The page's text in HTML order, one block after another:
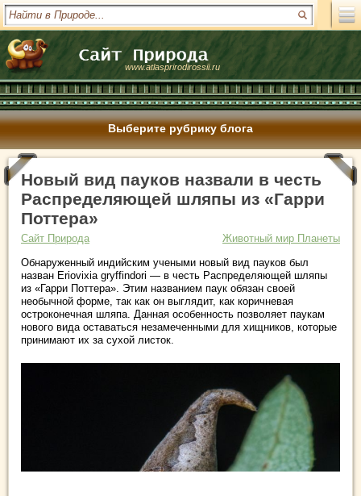
www.atlasprirodirossii.ru
Выберите рубрику блога
Новый вид пауков назвали в честь
Распределяющей шляпы из «Гарри
Поттера»
Сайт Природа
Животный мир Планеты
Обнаруженный индийским учеными новый вид пауков был
назван Eriovixia gryffindori — в честь Распределяющей шляпы
из «Гарри Поттера». Этим названием паук обязан своей
необычной форме, так как он выглядит, как коричневая
остроконечная шляпа. Данная особенность позволяет паукам
нового вида оставаться незамеченными для хищников, которые
принимают их за сухой листок.